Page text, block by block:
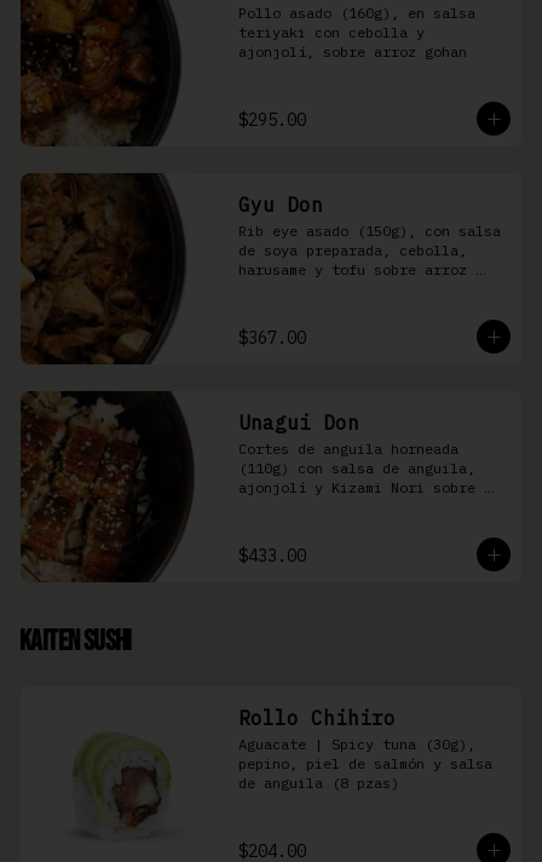
Pollo asado (160g), en salsa
teriyaki con cebolla y
ajonjolí, sobre arroz gohan
$295.00
Gyu Don
Rib eye asado (150g), con salsa
de soya preparada, cebolla,
harusame y tofu sobre arroz
$367.00
Unagui Don
Cortes de anguila horneada
(110g) con salsa de anguila,
ajonjolí y Kizami Nori sobre
$433.00
Kaiten Sushi
Rollo Chihiro
Aguacate | Spicy tuna (30g),
pepino, piel de salmón y salsa
de anguila (8 pzas)
$204.00